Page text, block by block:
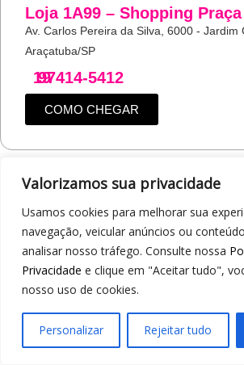
Valorizamos sua privacidade
Usamos cookies para melhorar sua
navegação, veicular anúncios ou
analisar nosso tráfego. Consulte nossa
Privacidade e clique em "Aceitar tudo",
nosso uso de cookies.
Personalizar Rejeitar tudo
Loja 1A99 – Shopping
Av. Carlos Pereira da Silva, 6000 - Jardim
Araçatuba/SP
19
97414-5412
COMO CHEGAR
Loja 1A99 – Shopping
Av. Alberto Benassi, 2270 - Jardim dos
Araraquara/SP
19
97412-5359